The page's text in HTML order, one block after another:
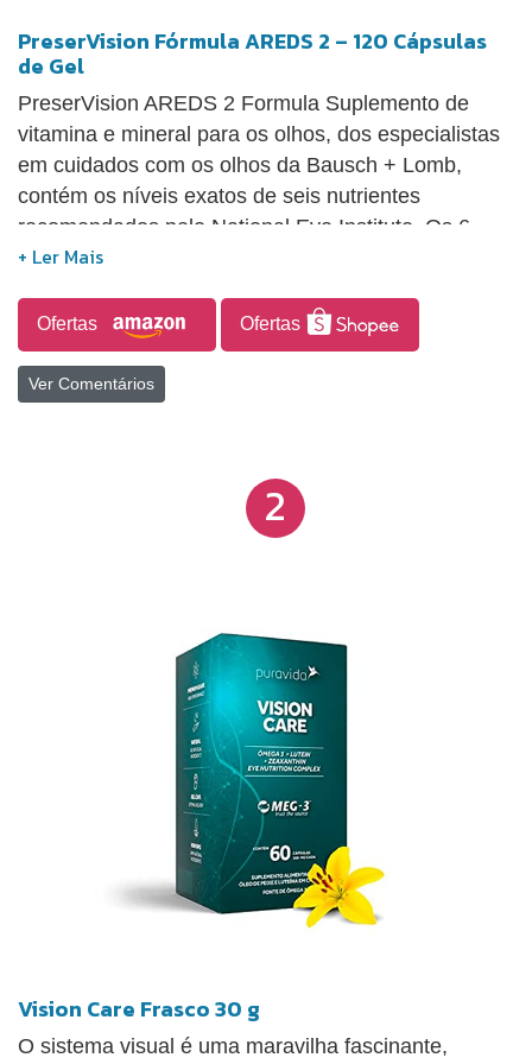
PreserVision Fórmula AREDS 2 – 120 Cápsulas
de Gel
PreserVision AREDS 2 Formula Suplemento de
vitamina e mineral para os olhos, dos especialistas
em cuidados com os olhos da Bausch + Lomb,
contém os níveis exatos de seis nutrientes
recomendados pelo National Eye Institute. Os 6
nutrientes encontrados nessas vitaminas para
vitamina E, vitamina C, zinco e cobre.
Ofertas Ofertas
Ver Comentários
2
Vision Care Frasco 30 g
O sistema visual é uma maravilha fascinante,